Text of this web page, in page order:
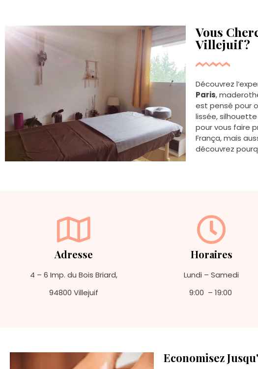
Vous
Villejuif ?
Découvrez
Paris,
est pensé pour
lissée,
pour vous faire
França, mais
découvrez
Adresse
4 – 6 Imp. du Bois Briard,
94800 Villejuif
Horaires
Lundi – Samedi
9:00 – 19:00
Economisez